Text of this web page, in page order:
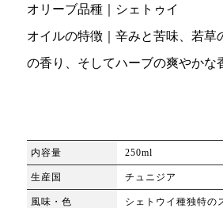
オリーブ品種｜シェトゥイ
オイルの特徴｜辛みと苦味、若草
の香り、そしてハーブの爽やかな
内容量 250ml
生産国 チュニジア
風味・色
シェトウイ種独特の